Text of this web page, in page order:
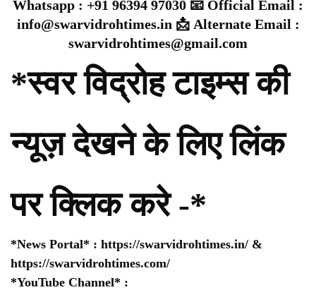
Whatsapp : +91 96394 97030 📧 Official Email :
info@swarvidrohtimes.in 📩 Alternate Email :
swarvidrohtimes@gmail.com
*स्वर विद्रोह टाइम्स की
न्यूज़ देखने के लिए लिंक
पर क्लिक करे -*
*News Portal* : https://swarvidrohtimes.in/ &
https://swarvidrohtimes.com/
*YouTube Channel* :